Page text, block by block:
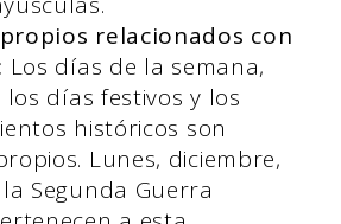
relacionados con
Los días de la semana,
los días festivos y los
históricos son
Lunes, diciembre,
Segunda Guerra